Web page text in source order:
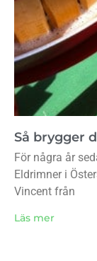
Så brygger
För några år
Eldrimner i
Vincent från
Läs mer